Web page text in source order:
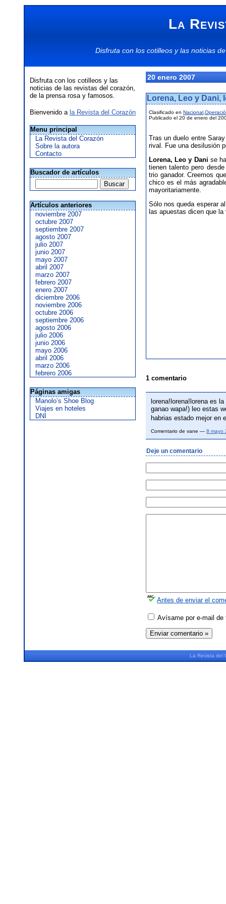
La
Disfruta con los cotilleosy las noticias
Disfruta con los cotilleos y las
noticias de las revistas del corazón,
de la prensa rosa y famosos.
Bienvenido a la Revista del Corazón
Menu principal
La Revista del Corazón
Sobre la autora
Contacto
Buscador de artículos
Artículos anteriores
noviembre 2007
octubre 2007
septiembre 2007
agosto 2007
julio 2007
junio 2007
mayo 2007
abril 2007
marzo 2007
febrero 2007
enero 2007
diciembre 2006
noviembre 2006
octubre 2006
septiembre 2006
agosto 2006
julio 2006
junio 2006
mayo 2006
abril 2006
marzo 2006
febrero 2006
Páginas amigas
Manolo’s Shoe Blog
Viajes en hoteles
DNI
20 enero 2007
Lorena, Leo y Dani,
Clasificado en Nacional
Publicado el 20 de enero del
Tras un duelo entre
rival. Fue una desilusión
Lorena, Leo y Dani se
tienen talento pero
trio ganador. Creemos
chico es el más
mayoritariamente.
Sólo nos queda esperar
las apuestas dicen que
1 comentario
lorena!lorena!lorena es
ganao wapa!) leo estas
habrias estado mejor en
Comentario de vane — 8 mayo
Deje un comentario
Antes de enviar el
Avísame por e-mail de
La Revista del